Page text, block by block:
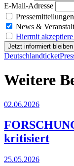
E-Mail-Adresse
Pressemitteilungen
News &
Hiermit
Deutschlandticket
Weitere
02.06.2026
kritisiert
25.05.2026